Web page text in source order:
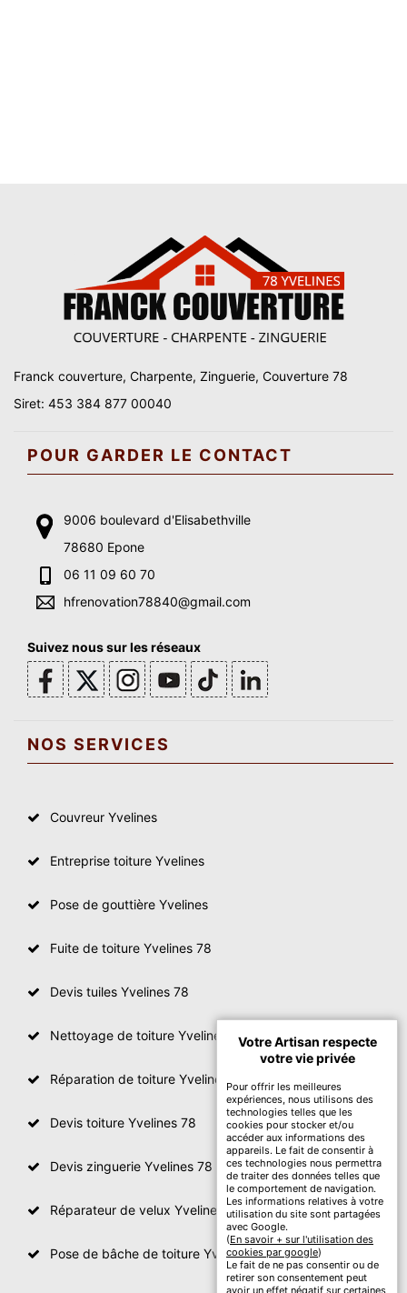
Franck couverture, Charpente, Zinguerie, Couverture 78
Siret: 453 384 877 00040
POUR GARDER LE CONTACT
9006 boulevard d'Elisabethville
78680 Epone
06 11 09 60 70
hfrenovation78840@gmail.com
Suivez nous sur les réseaux
NOS SERVICES
Couvreur Yvelines
Entreprise toiture Yvelines
Pose de gouttière Yvelines
Fuite de toiture Yvelines 78
Devis tuiles Yvelines 78
Nettoyage de toiture Yvelines
Réparation de toiture Yvelines 78
Devis toiture Yvelines 78
Devis zinguerie Yvelines 78
Réparateur de velux Yvelines 78
Pose de bâche de toiture Yvelines 78
Votre Artisan respecte
votre vie privée
Pour offrir les meilleures
expériences, nous utilisons des
technologies telles que les
cookies pour stocker et/ou
accéder aux informations des
appareils. Le fait de consentir à
ces technologies nous permettra
de traiter des données telles que
le comportement de navigation.
Les informations relatives à votre
utilisation du site sont partagées
avec Google.
(En savoir + sur l'utilisation des
cookies par google)
Le fait de ne pas consentir ou de
retirer son consentement peut
avoir un effet négatif sur certaines